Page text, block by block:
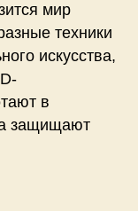
мир
техники
искусства,
в
защищают